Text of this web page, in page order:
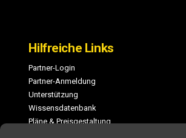
Hilfreiche Links
Partner-Login
Partner-Anmeldung
Unterstützung
Wissensdatenbank
Pläne & Preisgestaltung